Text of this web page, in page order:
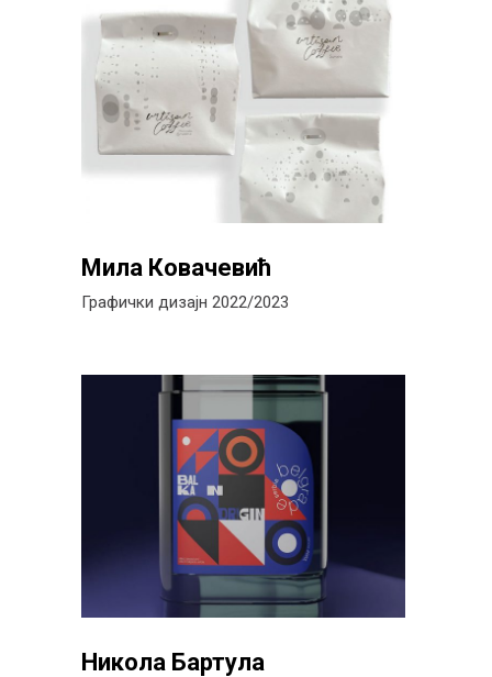
Мила Ковачевић
Графички дизајн 2022/2023
Никола Бартула